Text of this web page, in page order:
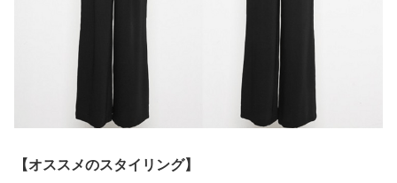
【オススメのスタイリング】